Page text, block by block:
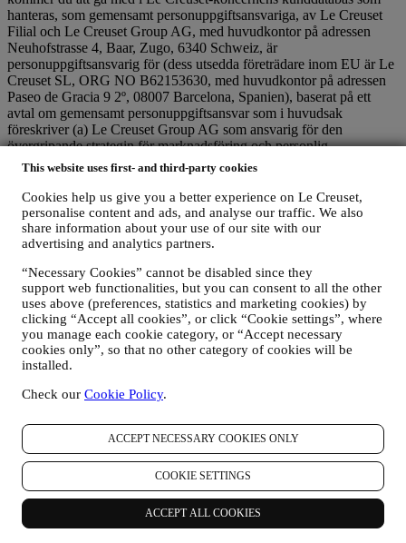
This website uses first- and third-party cookies
Cookies help us give you a better experience on Le Creuset,
personalise content and ads, and analyse our traffic. We also
share information about your use of our site with our
advertising and analytics partners.
“Necessary Cookies” cannot be disabled since they
support web functionalities, but you can consent to all the other
uses above (preferences, statistics and marketing cookies) by
clicking “Accept all cookies”, or click “Cookie settings”, where
you manage each cookie category, or “Accept necessary
cookies only”, so that no other category of cookies will be
installed.
Check our Cookie Policy.
ACCEPT NECESSARY COOKIES ONLY
COOKIE SETTINGS
ACCEPT ALL COOKIES
hanteras, som gemensamt personuppgiftsansvariga, av Le Creuset
Filial och Le Creuset Group AG, med huvudkontor på adressen
Neuhofstrasse 4, Baar, Zugo, 6340 Schweiz, är
personuppgiftsansvarig för (dess utsedda företrädare inom EU är Le
Creuset SL, ORG NO B62153630, med huvudkontor på adressen
Paseo de Gracia 9 2º, 08007 Barcelona, Spanien), baserat på ett
avtal om gemensamt personuppgiftsansvar som i huvudsak
föreskriver (a) Le Creuset Group AG som ansvarig för den
övergripande strategin för marknadsföring och personlig
kundupplevelse; (b) lokala Le Creuset enheter drar nytta av och
implementerar strategin samt självständigt utvecklar
marknadskommunikation/lokala initiativ (inom ett specifikt land); (c)
att båda gemensamt personuppgiftsansvariga måste hantera den
registrerades begäran om åtgärder rörande sina rättigheter.
3. Varför samlar vi in dessa uppgifter?
FÖR ATT UPPFYLLA VÅRA RÄTTSLIGA
SKYLDIGHETER
Det kan hända att vi måste bearbetar vissa uppgifter om dig
för att uppfylla våra rättsliga skyldigheter samt andra
skyldigheter som uppstår i samband med anvisningar vi får
FÖR ATT SKAPA ETT LE CREUSET-KONTO
Creuset-konto som kommer att ge dig tillgång till en rad
förmåner som är begränsade till registrerade användare och
utarbetade så att man finner större nöje i våra tjänster, såsom
snabbare betalning, möjlighet att spara flera leveransadresser,
se och spåra beställningar. Sådan bearbetning bygger på ett
avtalsfäst utförande av denna tjänst.